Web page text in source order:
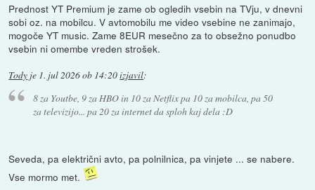
Prednost YT Premium je zame ob ogledih vsebin na TVju, v dnevni
sobi oz. na mobilcu. V avtomobilu me video vsebine ne zanimajo,
mogoče YT music. Zame 8EUR mesečno za to obsežno ponudbo
vsebin ni omembe vreden strošek.
Tody je 1. jul 2026 ob 14:20izjavil:
8 za Youtbe, 9 za HBO in 10 za Netflix pa 10 za mobilca, pa 50
za televizijo... pa 20 za internet da sploh kaj dela :D
Seveda, pa električni avto, pa polnilnica, pa vinjete ... se nabere.
Vse mormo met.